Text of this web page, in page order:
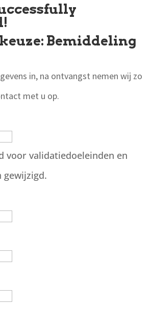
Bemiddeling
in, na ontvangst nemen wij zo
met u op.
voor validatiedoeleinden en